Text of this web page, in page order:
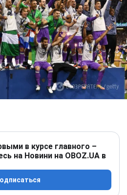
в курсе главного –
на Новини на OBOZ.UA в